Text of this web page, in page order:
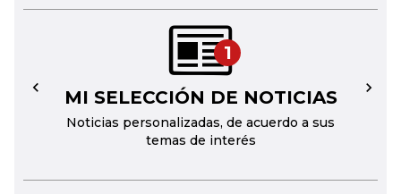
1
MI SELECCIÓN DE NOTICIAS
Noticias personalizadas, de acuerdo a sus
temas de interés
← →